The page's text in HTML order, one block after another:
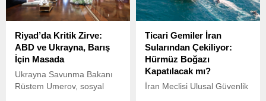
saldırısının ardından
aldığını duyurmasından bu
yana yapılan ilk resmi
ziyaret oldu.
Riyad’da Kritik Zirve:
ABD ve Ukrayna, Barış
İçin Masada
Ukrayna Savunma Bakanı
Rüstem Umerov, sosyal
Ticari Gemiler İran
Sularından Çekiliyor:
Hürmüz Boğazı
Kapatılacak mı?
İran Meclisi Ulusal Güvenlik